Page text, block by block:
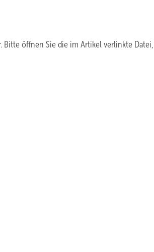
Bitte öffnen Sie die im Artikel verlinkte Datei,